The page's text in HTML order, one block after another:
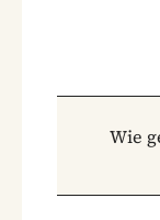
Wie